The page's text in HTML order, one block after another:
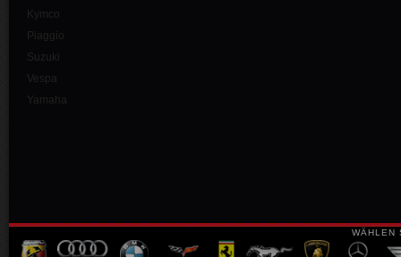
WÄHLEN
Kymco
Piaggio
Suzuki
Vespa
Yamaha